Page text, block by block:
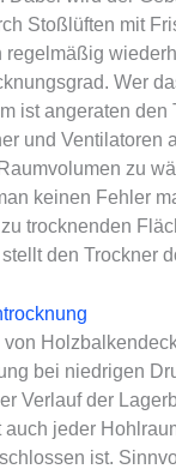
Stoßlüften mit
regelmäßig
Wer
ist angeraten den
und Ventilatoren
zu
keinen Fehler
trocknenden
den Trockner
von
bei niedrigen
Verlauf der
auch jeder
ist.